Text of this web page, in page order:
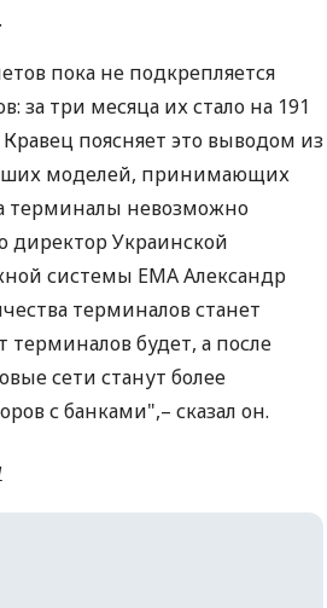
пока не подкрепляется
за три месяца их стало на 191
поясняет это выводом из
моделей, принимающих
терминалы невозможно
директор Украинской
системы ЕМА Александр
терминалов станет
терминалов будет, а после
сети станут более
с банками",– сказал он.